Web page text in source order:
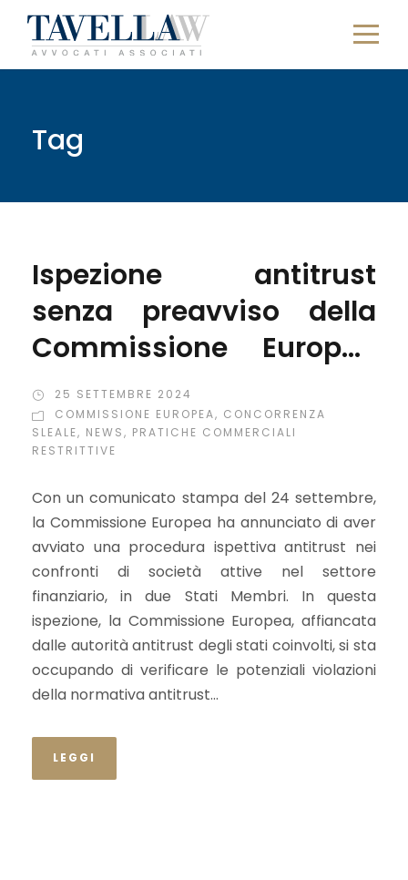
Tag
Ispezione antitrust
senza preavviso della
Commissione Europea
nel settore finanziario
25 SETTEMBRE 2024
COMMISSIONE EUROPEA, CONCORRENZA
SLEALE, NEWS, PRATICHE COMMERCIALI
RESTRITTIVE
Con un comunicato stampa del 24 settembre,
la Commissione Europea ha annunciato di aver
avviato una procedura ispettiva antitrust nei
confronti di società attive nel settore
finanziario, in due Stati Membri. In questa
ispezione, la Commissione Europea, affiancata
dalle autorità antitrust degli stati coinvolti, si sta
occupando di verificare le potenziali violazioni
della normativa antitrust...
LEGGI